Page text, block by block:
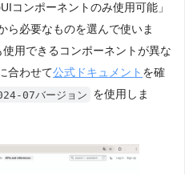
コンポーネントのみ使用可能」
ら必要なものを選んで使いま
用できるコンポーネントが異な
合わせて公式ドキュメント を確
07バージョン を使用しま